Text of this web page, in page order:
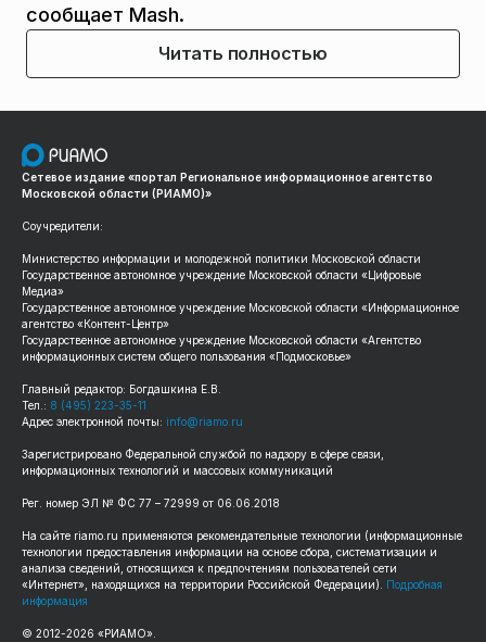
сообщает Mash.
Читать полностью
Сетевое издание «портал Региональное информационное агентство
Московской области (РИАМО)»
Соучредители:
Министерство информации и молодежной политики Московской области
Государственное автономное учреждение Московской области «Цифровые
Медиа»
Государственное автономное учреждение Московской области «Информационное
агентство «Контент-Центр»
Государственное автономное учреждение Московской области «Агентство
информационных систем общего пользования «Подмосковье»
Главный редактор: Богдашкина Е.В.
Тел.: 8 (495) 223-35-11
Адрес электронной почты: info@riamo.ru
Зарегистрировано Федеральной службой по надзору в сфере связи,
информационных технологий и массовых коммуникаций
Рег. номер ЭЛ № ФС 77 – 72999 от 06.06.2018
На сайте riamo.ru применяются рекомендательные технологии (информационные
технологии предоставления информации на основе сбора, систематизации и
анализа сведений, относящихся к предпочтениям пользователей сети
«Интернет», находящихся на территории Российской Федерации). Подробная
информация
© 2012-2026 «РИАМО».